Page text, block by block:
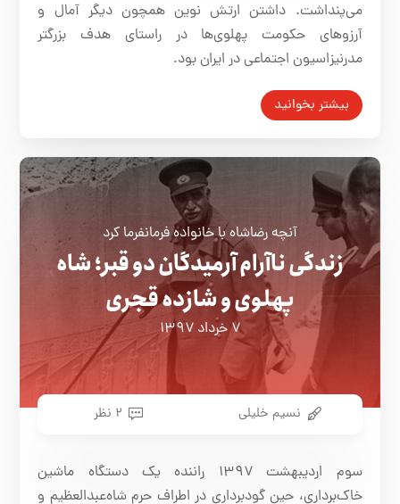
می‌پنداشت. داشتن ارتش نوین همچون دیگر آمال و
آرزوهای حکومت پهلوی‌ها در راستای هدف بزرگتر
مدرنیزاسیون اجتماعی در ایران بود.
بیشتر بخوانید
آنچه رضاشاه با خانواده فرمانفرما کرد
زندگی ناآرام آرمیدگان دو قبر؛ شاه
پهلوی و شازده قجری
۷ خرداد ۱۳۹۷
نسیم خلیلی ۲ نظر
سوم اردیبهشت ۱۳۹۷ راننده یک دستگاه ماشین
خاک‌برداری، حین گودبرداری در اطراف حرم شاه‌عبدالعظیم و